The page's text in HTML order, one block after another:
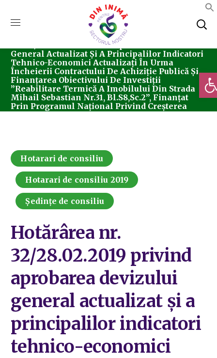
Home Consiliul Local Sector 5
Ședințe De
Hotarari De Consiliu
Nr. 32/28.02.2019 Privind Aprobarea Devizului
General Actualizat Și A Principalilor Indicatori
Tehnico-Economici Actualizați În Urma
Încheierii Contractului De Achiziție Publică Și
Finanțarea Obiectivului De Investiții
”Reabilitare Termică A Imobilului Din Strada
Mihail Sebastian Nr.31, Bl.S8,sc.2”, Finanțat
Prin Programul Național Privind Creșterea
Hotarari de consiliu
Hotarari de consiliu 2019
Ședințe de consiliu
Hotărârea nr.
32/28.02.2019 privind
aprobarea devizului
general actualizat și a
principalilor indicatori
tehnico-economici